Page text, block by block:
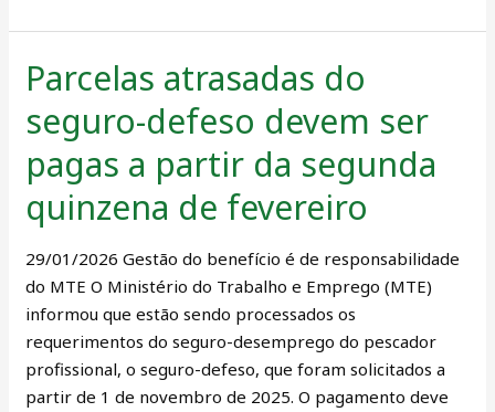
Parcelas atrasadas do
seguro-defeso devem ser
pagas a partir da segunda
quinzena de fevereiro
29/01/2026 Gestão do benefício é de responsabilidade
do MTE O Ministério do Trabalho e Emprego (MTE)
informou que estão sendo processados os
requerimentos do seguro-desemprego do pescador
profissional, o seguro-defeso, que foram solicitados a
partir de 1 de novembro de 2025. O pagamento deve
Parcelas
atrasadas
do
defeso
devem
ser
pagas
a
partir
da
segunda
quinzena